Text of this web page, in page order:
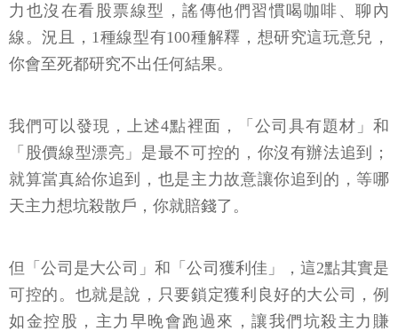
力也沒在看股票線型，謠傳他們習慣喝咖啡、聊內
線。況且，1種線型有100種解釋，想研究這玩意兒，
你會至死都研究不出任何結果。
我們可以發現，上述4點裡面，「公司具有題材」和
「股價線型漂亮」是最不可控的，你沒有辦法追到；
就算當真給你追到，也是主力故意讓你追到的，等哪
天主力想坑殺散戶，你就賠錢了。
但「公司是大公司」和「公司獲利佳」，這2點其實是
可控的。也就是說，只要鎖定獲利良好的大公司，例
如金控股，主力早晚會跑過來，讓我們坑殺主力賺